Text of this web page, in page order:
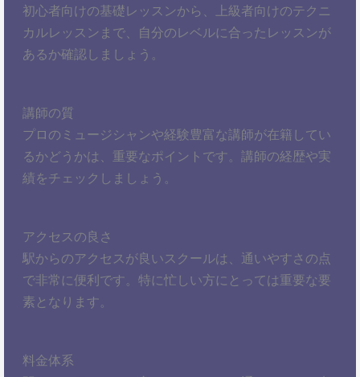
初心者向けの基礎レッスンから、上級者向けのテクニ
カルレッスンまで、自分のレベルに合ったレッスンが
あるか確認しましょう。
講師の質
プロのミュージシャンや経験豊富な講師が在籍してい
るかどうかは、重要なポイントです。講師の経歴や実
績をチェックしましょう。
アクセスの良さ
駅からのアクセスが良いスクールは、通いやすさの点
で非常に便利です。特に忙しい方にとっては重要な要
素となります。
料金体系